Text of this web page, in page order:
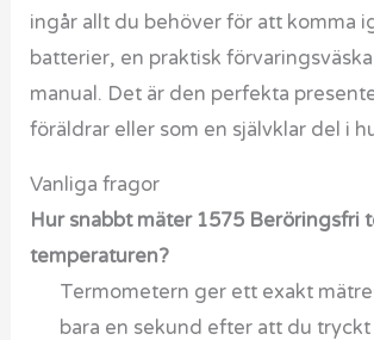
ingår allt du behöver för att komma
batterier, en praktisk
manual. Det är den perfekta
föräldrar eller som en självklar del i
Vanliga fragor
Hur snabbt mäter 1575 Beröringsfri
temperaturen?
Termometern ger ett exakt
bara en sekund efter att du tryckt